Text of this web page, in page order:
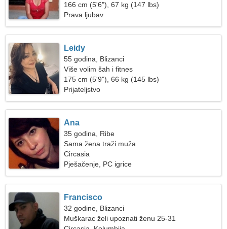
166 cm (5'6"), 67 kg (147 lbs)
Prava ljubav
Leidy
55 godina, Blizanci
Više volim šah i fitnes
175 cm (5'9"), 66 kg (145 lbs)
Prijateljstvo
Ana
35 godina, Ribe
Sama žena traži muža
Circasia
Pješačenje, PC igrice
Francisco
32 godine, Blizanci
Muškarac želi upoznati ženu 25-31